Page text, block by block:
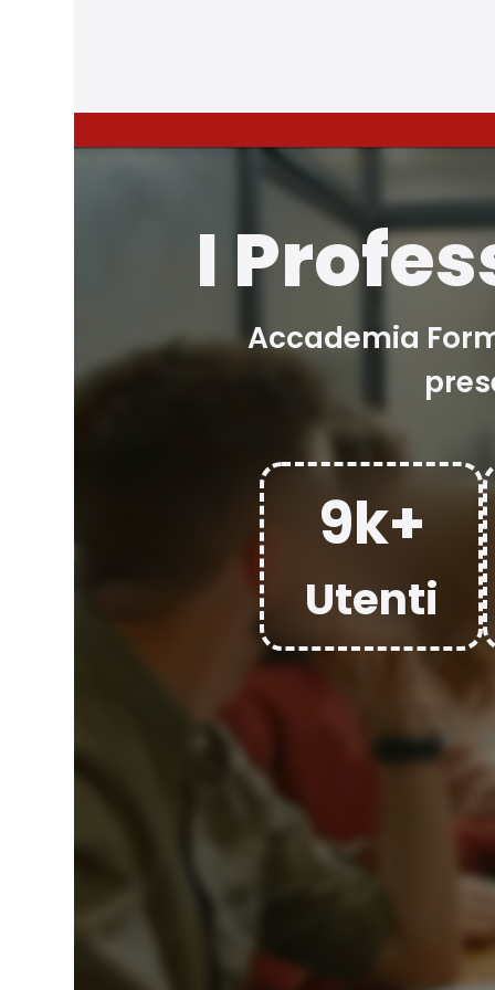
I
Accademia
9k+
Utenti
Questo sito
alla nostra
qualsiasi
Accetta